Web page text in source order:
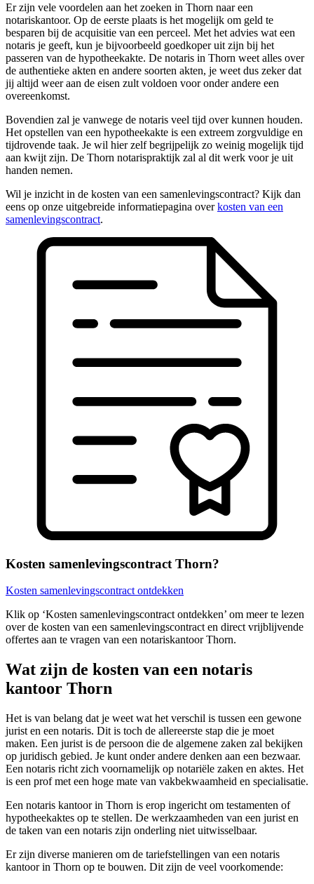
Er zijn vele voordelen aan het zoeken in Thorn naar een
notariskantoor. Op de eerste plaats is het mogelijk om geld te
besparen bij de acquisitie van een perceel. Met het advies wat een
notaris je geeft, kun je bijvoorbeeld goedkoper uit zijn bij het
passeren van de hypotheekakte. De notaris in Thorn weet alles over
de authentieke akten en andere soorten akten, je weet dus zeker dat
jij altijd weer aan de eisen zult voldoen voor onder andere een
overeenkomst.
Bovendien zal je vanwege de notaris veel tijd over kunnen houden.
Het opstellen van een hypotheekakte is een extreem zorgvuldige en
tijdrovende taak. Je wil hier zelf begrijpelijk zo weinig mogelijk tijd
aan kwijt zijn. De Thorn notarispraktijk zal al dit werk voor je uit
handen nemen.
Wil je inzicht in de kosten van een samenlevingscontract? Kijk dan
eens op onze uitgebreide informatiepagina overkosten van een
samenlevingscontract.
Kosten samenlevingscontract Thorn?
Kosten samenlevingscontract ontdekken
Klik op ‘Kosten samenlevingscontract ontdekken’ om meer te lezen
over de kosten van een samenlevingscontract en direct vrijblijvende
offertes aan te vragen van een notariskantoor Thorn.
Wat zijn de kosten van een notaris
kantoor Thorn
Het is van belang dat je weet wat het verschil is tussen een gewone
jurist en een notaris. Dit is toch de allereerste stap die je moet
maken. Een jurist is de persoon die de algemene zaken zal bekijken
op juridisch gebied. Je kunt onder andere denken aan een bezwaar.
Een notaris richt zich voornamelijk op notariële zaken en aktes. Het
is een prof met een hoge mate van vakbekwaamheid en specialisatie.
Een notaris kantoor in Thorn is erop ingericht om testamenten of
hypotheekaktes op te stellen. De werkzaamheden van een jurist en
de taken van een notaris zijn onderling niet uitwisselbaar.
Er zijn diverse manieren om de tariefstellingen van een notaris
kantoor in Thorn op te bouwen. Dit zijn de veel voorkomende: